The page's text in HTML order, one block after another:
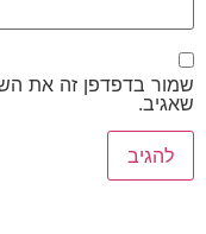
שמור בדפדפן זה את
שאגיב.